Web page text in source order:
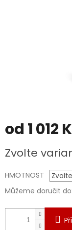
od 1 012
cena:
Zvolte
HMOTNOST
Můžeme doručit do: